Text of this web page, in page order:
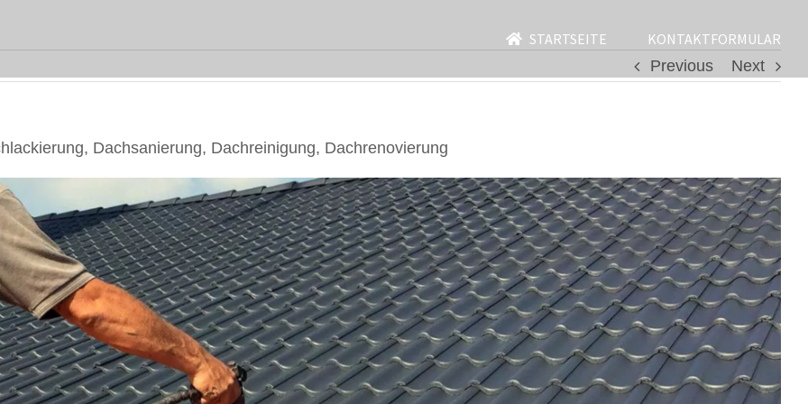
STARTSEITE
KONTAKTFORMULAR
Previous
Next
Dachsanierung, Dachreinigung, Dachrenovierung